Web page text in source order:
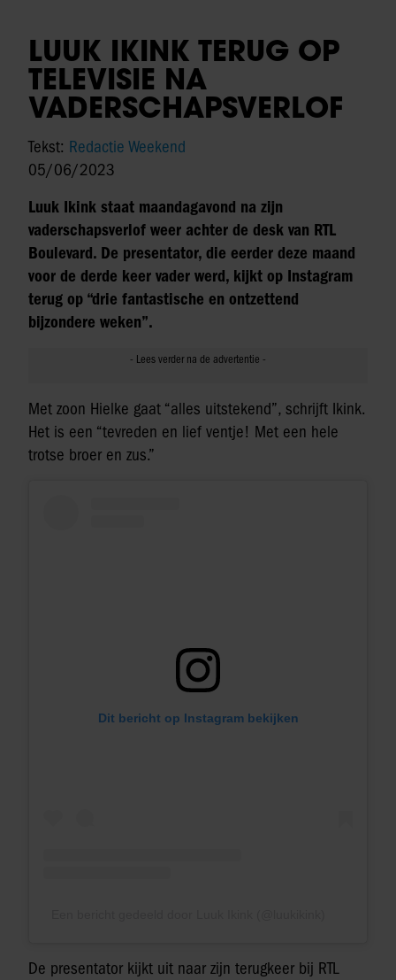
LUUK IKINK TERUG OP
TELEVISIE NA
VADERSCHAPSVERLOF
Tekst: Redactie Weekend
05/06/2023
Luuk Ikink staat maandagavond na zijn
vaderschapsverlof weer achter de desk van RTL
Boulevard. De presentator, die eerder deze maand
voor de derde keer vader werd, kijkt op Instagram
terug op “drie fantastische en ontzettend
bijzondere weken”.
Met zoon Hielke gaat “alles uitstekend”, schrijft Ikink.
Het is een “tevreden en lief ventje! Met een hele
trotse broer en zus.”
Dit bericht op Instagram bekijken
De presentator kijkt uit naar zijn terugkeer bij RTL